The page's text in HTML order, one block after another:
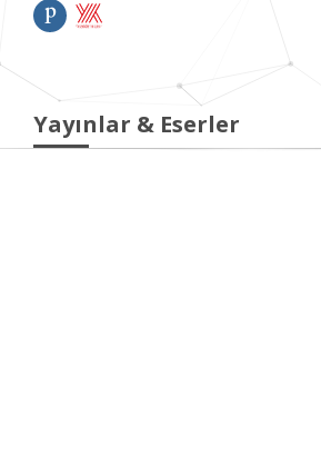
Yayınlar & Eserler